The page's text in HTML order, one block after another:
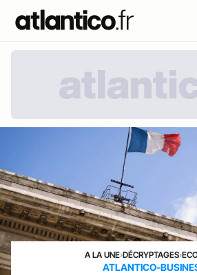
A LA UNE›DÉCRYPTAGES›
ATLANTICO-